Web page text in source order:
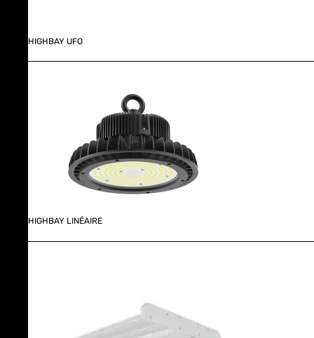
HIGHBAY UFO
HIGHBAY LINÉAIRE